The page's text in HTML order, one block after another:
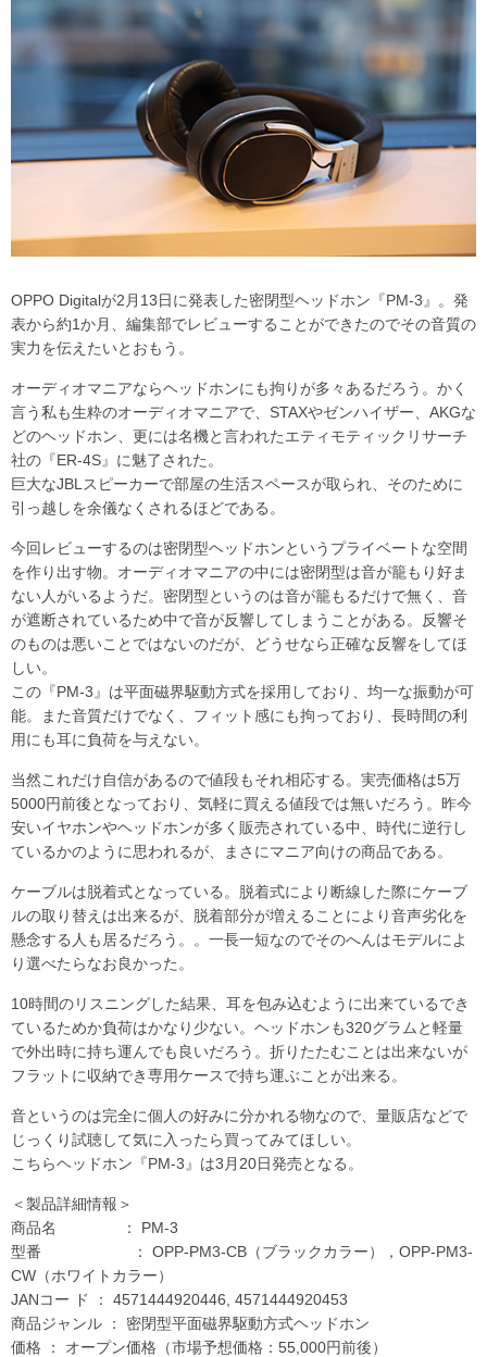
OPPO Digitalが2月13日に発表した密閉型ヘッドホン『PM-3』。発
表から約1か月、編集部でレビューすることができたのでその音質の
実力を伝えたいとおもう。
オーディオマニアならヘッドホンにも拘りが多々あるだろう。かく
言う私も生粋のオーディオマニアで、STAXやゼンハイザー、AKGな
どのヘッドホン、更には名機と言われたエティモティックリサーチ
社の『ER-4S』に魅了された。
巨大なJBLスピーカーで部屋の生活スペースが取られ、そのために
引っ越しを余儀なくされるほどである。
今回レビューするのは密閉型ヘッドホンというプライベートな空間
を作り出す物。オーディオマニアの中には密閉型は音が籠もり好ま
ない人がいるようだ。密閉型というのは音が籠もるだけで無く、音
が遮断されているため中で音が反響してしまうことがある。反響そ
のものは悪いことではないのだが、どうせなら正確な反響をしてほ
しい。
この『PM-3』は平面磁界駆動方式を採用しており、均一な振動が可
能。また音質だけでなく、フィット感にも拘っており、長時間の利
用にも耳に負荷を与えない。
当然これだけ自信があるので値段もそれ相応する。実売価格は5万
5000円前後となっており、気軽に買える値段では無いだろう。昨今
安いイヤホンやヘッドホンが多く販売されている中、時代に逆行し
ているかのように思われるが、まさにマニア向けの商品である。
ケーブルは脱着式となっている。脱着式により断線した際にケーブ
ルの取り替えは出来るが、脱着部分が増えることにより音声劣化を
懸念する人も居るだろう。。一長一短なのでそのへんはモデルによ
り選べたらなお良かった。
10時間のリスニングした結果、耳を包み込むように出来ているでき
ているためか負荷はかなり少ない。ヘッドホンも320グラムと軽量
で外出時に持ち運んでも良いだろう。折りたたむことは出来ないが
フラットに収納でき専用ケースで持ち運ぶことが出来る。
音というのは完全に個人の好みに分かれる物なので、量販店などで
じっくり試聴して気に入ったら買ってみてほしい。
こちらヘッドホン『PM-3』は3月20日発売となる。
＜製品詳細情報＞
商品名 ： PM-3
型番 ： OPP-PM3-CB（ブラックカラー），OPP-PM3-
CW（ホワイトカラー）
JANコー ド ： 4571444920446, 4571444920453
商品ジャンル ： 密閉型平面磁界駆動方式ヘッドホン
価格 ： オープン価格（市場予想価格：55,000円前後）